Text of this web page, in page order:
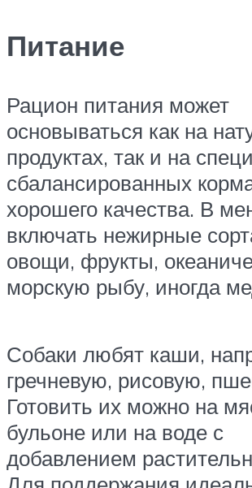
Питание
Рацион питания может
основываться как на
продуктах, так и на
сбалансированных
хорошего качества. В
включать нежирные
овощи, фрукты,
морскую рыбу, иногда
Собаки любят каши,
гречневую, рисовую,
Готовить их можно на
бульоне или на воде с
добавлением